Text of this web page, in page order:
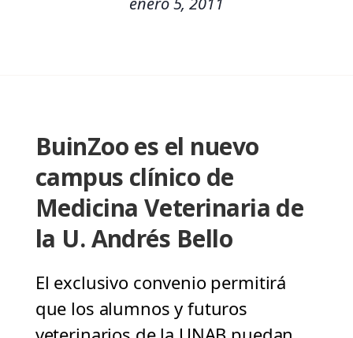
BuinZoo es el nuevo
campus clínico de
Medicina Veterinaria de
la U. Andrés Bello
El exclusivo convenio permitirá
que los alumnos y futuros